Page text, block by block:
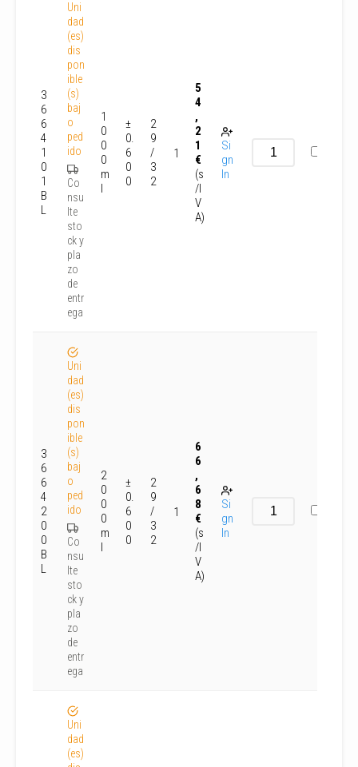
3
6
6
4
1
0
1
B
L
Uni
dad
(es)
dis
pon
ible
(s)
baj
o
ped
ido
Co
nsu
lte
sto
ck y
pla
zo
de
entr
ega
1
0
0
0
m
l
±
0.
6
0
0
2
9
/
3
2
1
5
4
,
2
1
€
(s
/I
V
A)
Si
gn
In
3
6
6
4
2
0
0
B
L
Uni
dad
(es)
dis
pon
ible
(s)
baj
o
ped
ido
Co
nsu
lte
sto
ck y
pla
zo
de
entr
ega
2
0
0
0
m
l
±
0.
6
0
0
2
9
/
3
2
1
6
6
,
6
8
€
(s
/I
V
A)
Si
gn
In
Uni
dad
(es)